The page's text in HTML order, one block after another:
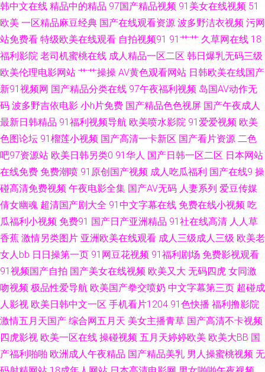
色 肏屄免费 人妖一级片 欧美ⅤA在线播放 久久国在 综合社区中文字幕 成人
Av色情 四区五区福利导航 国产噜噜欧美 久久九精品 91玖玖 久久亚洲素人
天堂 肏屄网在线 91超碰天堂 成人午夜A片 玖玖玖玖精品 91国产系列 肏屄爽
片 五月天黄色视频 久草永久 亚洲91精品 欧洲精品久区 青青草原香蕉伊人
超碰人人插 AV操老逼 亚洲艹视频 成人深夜福利18 精品肏屄的视频 欧美福利
网站 久久肏你 99热都是精品7 大香蕉9999 日韩免费毛片 变态另类11 福利
观看 久久福利精品 91在线porn 成人在线不卡视频 91九色熟女p 国模冰冰 国
产精品电影推荐 综合另类视频图 少妇性爱娱乐影院 av在线资源 韩国无码AV
下载 韩国三级大片 国产视频91啦 久久精品国产视频 玖玖玖草网 午夜草逼
超碰在线视 欧美激情熟妇 91草草草 天天干精品在线 青青青操网站 浮力草草
视频 亚洲综合自拍a片 91第一福利视频 91熟女露脸 狼友成人在线 美女爆操
韩中文在线 精品中的精品 97国产精品视频 91美女在线视频 51
欧美 一区精品麻豆经典 国产在线观看资源 波多野洁衣视频 污网
站免费看 特级欧美在线观看 自拍视频91 91艹艹 久草网在线 18
福利影院 老司机蜜桃在线 成人精品一区二区 韩日爆乳无码三级
欧美伦理电影网站 艹艹操操 AV黄色观看网站 日韩欧美在线国产
新91视频网 国产精品分类在线 97午夜福利视频 岛国AV动作无
码 波多野吉依电影 小h片免费 国产精品色色视屏 国产午夜成人
最新日韩精品 91福利视频导航 欧美喷水影院 91爱爱视频 欧美
色图论坛 91榴莲小视频 国产高清一卡新区 国产看片资源 二色
吧97资源站 欧美日韩另类0 91华人 国产日韩一区二区 日本网站
在线免费 免费潮喷 91原创国产视频 成人吃瓜福利 国产在线9 操
碰高清免费视频 午夜电影全集 国产AV无码 人妻系列 爱豆传媒
倩女幽魂 超清国产剧大全 91中文字幕在线 免费在线小视频 吃
瓜福利小视频 免费91 国产日产亚洲精品 91社在线高清 人人草
香蕉 激情另类图片 亚洲欧美在线观看 成人三级成人三级 欧美老
女人bb 日日操第一页 91网豆花视频 91福利剧场 免费影视观看
91视频国产自拍 国产美女在线视频 欧美又大 无码四虎 女同激
吻视频 极品性爱导航 欧美国产拳交喷奶 中文字幕第三页 超碰成
人影视 欧美日韩中文一区 手机看片1204 91色快播 福利撸影院
激情五月天国产 综合网五月天 美女主播青草 国产高清不卡视频
四虎影视 欧美一区在线 操碰视频 五月天婷婷欧美 欧美大BB 国
产福利啪啪 欧洲成人午夜精品 国产精品美乳 男人操蜜桃视频 无